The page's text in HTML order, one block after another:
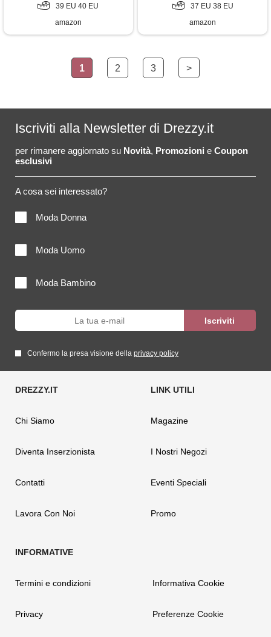
39 EU 40 EU
amazon
37 EU 38 EU
amazon
1 2 3 >
Iscriviti alla Newsletter di Drezzy.it
per rimanere aggiornato su Novità, Promozioni e Coupon
esclusivi
A cosa sei interessato?
Moda Donna
Moda Uomo
Moda Bambino
Confermo la presa visione della privacy policy
Chi Siamo
Diventa Inserzionista
Contatti
Lavora Con Noi
Magazine
I Nostri Negozi
Eventi Speciali
Promo
Termini e condizioni
Privacy
Informativa Cookie
Preferenze Cookie